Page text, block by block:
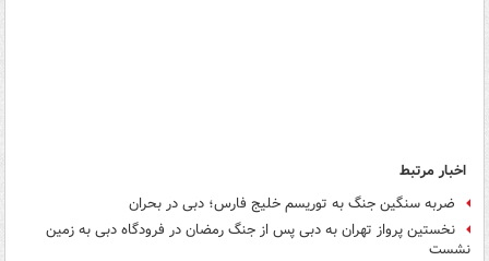
اخبار مرتبط
ضربه سنگین جنگ به توریسم خلیج فارس؛ دبی در بحران
نخستین پرواز تهران به دبی پس از جنگ رمضان در فرودگاه دبی به زمین
نشست